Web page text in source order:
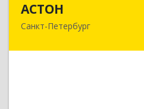
АСТОН
Санкт-Петербург
196210, Санкт-